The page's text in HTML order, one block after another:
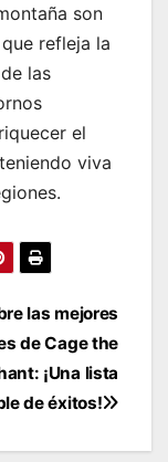
son
refleja la
las
el
viva
las mejores
de Cage the
¡Una lista
de éxitos!